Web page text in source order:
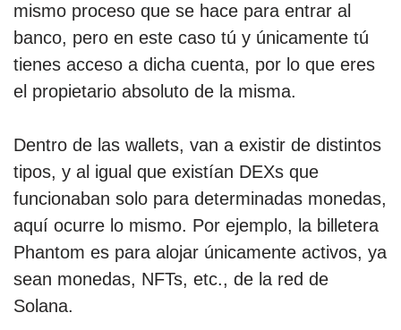
mismo proceso que se hace para entrar al
banco, pero en este caso tú y únicamente tú
tienes acceso a dicha cuenta, por lo que eres
el propietario absoluto de la misma.
Dentro de las wallets, van a existir de distintos
tipos, y al igual que existían DEXs que
funcionaban solo para determinadas monedas,
aquí ocurre lo mismo. Por ejemplo, la billetera
Phantom es para alojar únicamente activos, ya
sean monedas, NFTs, etc., de la red de
Solana.